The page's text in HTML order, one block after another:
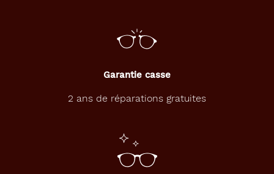
Garantie casse
2 ans de réparations gratuites